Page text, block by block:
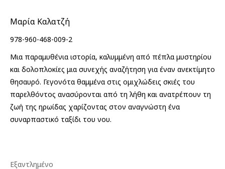
€14.00.είναι:
€12.60.
Μαρία Καλατζή
978-960-468-009-2
Μια παραμυθένια ιστορία, καλυμμένη από πέπλα μυστηρίου
και δολοπλοκίες μια συνεχής αναζήτηση για έναν ανεκτίμητο
θησαυρό. Γεγονότα θαμμένα στις ομιχλώδεις σκιές του
παρελθόντος ανασύρονται από τη λήθη και ανατρέπουν τη
ζωή της ηρωίδας χαρίζοντας στον αναγνώστη ένα
συναρπαστικό ταξίδι του νου.
Εξαντλημένο